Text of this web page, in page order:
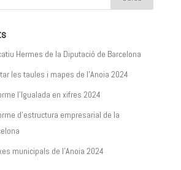
Hermes de la Diputació de Barcelona
les taules i mapes de l’Anoia 2024
l’Igualada en xifres 2024
d’estructura empresarial de la
municipals de l’Anoia 2024